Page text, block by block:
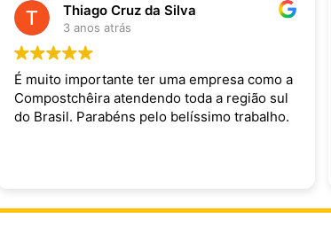
Thiago Cruz da Silva
3 anos atrás
É muito importante ter uma empresa como a
Compostchêira atendendo toda a região sul
do Brasil. Parabéns pelo belíssimo trabalho.